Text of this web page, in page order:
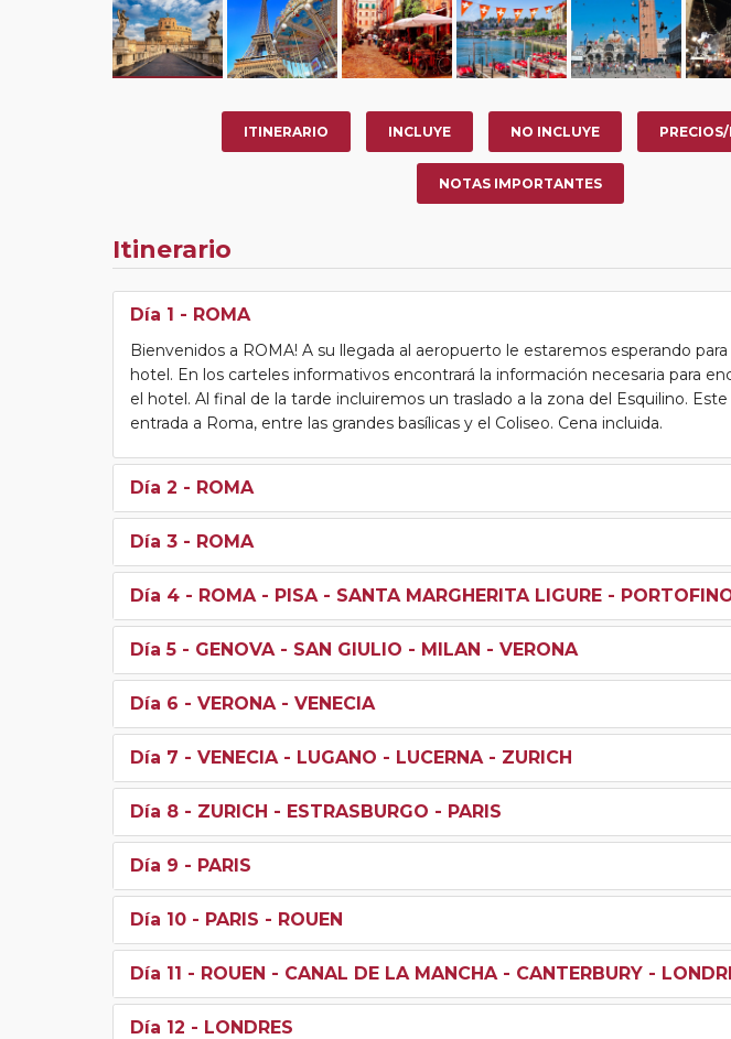
ITINERARIO INCLUYE NO INCLUYE
NOTAS IMPORTANTES
Itinerario
Día 1 - ROMA
Bienvenidos a ROMA! A su llegada al aeropuerto le estaremos esperando para
hotel. En los carteles informativos encontrará la información necesaria para
el hotel. Al final de la tarde incluiremos un traslado a la zona del Esquilino.
entrada a Roma, entre las grandes basílicas y el Coliseo. Cena incluida.
Día 2 - ROMA
Día 3 - ROMA
Día 4 - ROMA - PISA - SANTA MARGHERITA LIGURE -
Día 5 - GENOVA - SAN GIULIO - MILAN - VERONA
Día 6 - VERONA - VENECIA
Día 7 - VENECIA - LUGANO - LUCERNA - ZURICH
Día 8 - ZURICH - ESTRASBURGO - PARIS
Día 9 - PARIS
Día 10 - PARIS - ROUEN
Día 11 - ROUEN - CANAL DE LA MANCHA - CANTERBURY -
Día 12 - LONDRES